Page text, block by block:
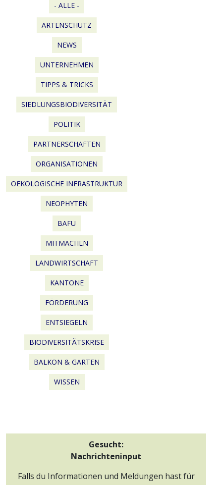
- ALLE -
ARTENSCHUTZ
NEWS
UNTERNEHMEN
TIPPS & TRICKS
SIEDLUNGSBIODIVERSITÄT
POLITIK
PARTNERSCHAFTEN
ORGANISATIONEN
OEKOLOGISCHE INFRASTRUKTUR
NEOPHYTEN
BAFU
MITMACHEN
LANDWIRTSCHAFT
KANTONE
FÖRDERUNG
ENTSIEGELN
BIODIVERSITÄTSKRISE
BALKON & GARTEN
WISSEN
Gesucht:
Nachrichteninput
Falls du Informationen und Meldungen hast für